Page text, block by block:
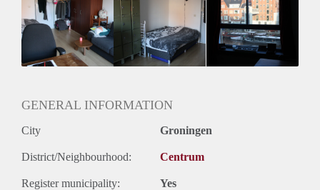
GENERAL INFORMATION
City Groningen
District/Neighbourhood: Centrum
Register municipality: Yes